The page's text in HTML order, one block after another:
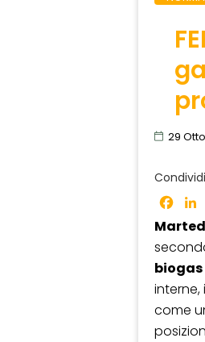
29
biogas
come